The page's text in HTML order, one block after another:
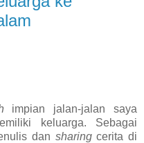
impian jalan-jalan saya
keluarga. Sebagai
dan sharingcerita di